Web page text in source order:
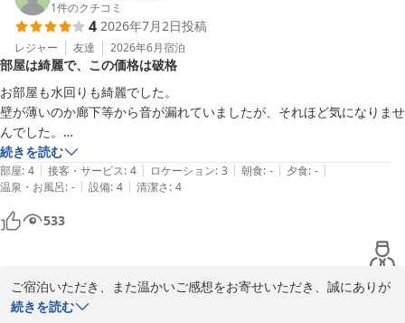
ります。またこの地域にお越しの際は、ぜひ当ホテルにお立ち寄り
ください。心よりお待ちしております。素晴らしいレビューをいた
だき、重ねて感謝申し上げます。
ＢＡＫＵＲＯ － ＤＯＹＡＮＥＮ ＨＯＴＥＬＳ
2026-07-28
1件のクチコミ
4 2026年7月2日投稿
レジャー 友達 2026年6月宿泊
部屋は綺麗で、この価格は破格
お部屋も水回りも綺麗でした。
壁が薄いのか廊下等から音が漏れていましたが、それほど気になりませ
んでした。
この安さは破格だと思います。
続きを読む
部屋: 4 | 接客・サービス: 4 | ロケーション: 3 | 朝食: - | 夕食: - |
温泉・お風呂: - | 設備: 4 | 清潔さ: 4
533
ご宿泊いただき、また温かいご感想をお寄せいただき、誠にありが
とうございます。
続きを読む